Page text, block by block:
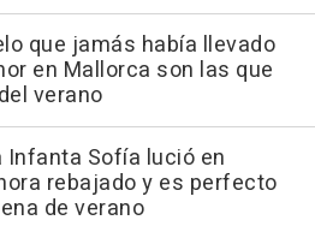
que jamás había llevado
en Mallorca son las que
verano
Infanta Sofía lució en
rebajado y es perfecto
de verano